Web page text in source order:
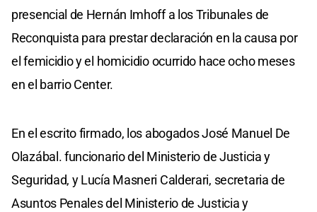
presencial de Hernán Imhoff a los Tribunales de
Reconquista para prestar declaración en la causa por
el femicidio y el homicidio ocurrido hace ocho meses
en el barrio Center.
En el escrito firmado, los abogados José Manuel De
Olazábal. funcionario del Ministerio de Justicia y
Seguridad, y Lucía Masneri Calderari, secretaria de
Asuntos Penales del Ministerio de Justicia y